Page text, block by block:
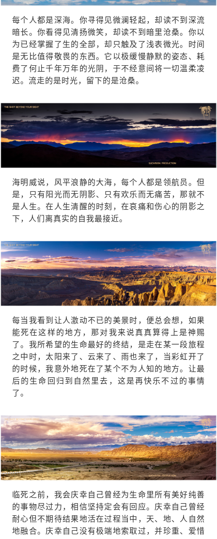
每个人都是深海。你寻得见微澜轻起，却读不到深流
暗长。你看得见清扬微笑，却读不到暗里沧桑。你以
为已经掌握了生的全部，却只触及了浅表微光。时间
是无比值得敬畏的东西。它以极缓慢静默的姿态、耗
费了何止千年万年的光阴，于不经意间将一切温柔凌
迟。流走的是时光，留下的是沧桑。
海明威说，风平浪静的大海，每个人都是领航员。但
是，只有阳光而无阴影、只有欢乐而无痛苦，那就不
是人生。在人生清醒的时刻，在哀痛和伤心的阴影之
下，人们离真实的自我最接近。
每当我看到让人激动不已的美景时，便总会想，如果
能死在这样的地方，那对我来说真真算得上是神赐
了。我所希望的生命最好的终结，是走在某一段旅程
之中时，太阳来了、云来了、雨也来了，当彩虹开了
的时候，我意外地死在了某个不为人知的地方。让最
后的生命回归到自然里去，这是再快乐不过的事情
了。
临死之前，我会庆幸自己曾经为生命里所有美好纯善
的事物尽过力，相信坚持定会有回应。庆幸自己曾经
耐心但不期待结果地活在过程当中，天、地、人自然
地融合。庆幸自己没有极端地索取过，并珍重、爱惜